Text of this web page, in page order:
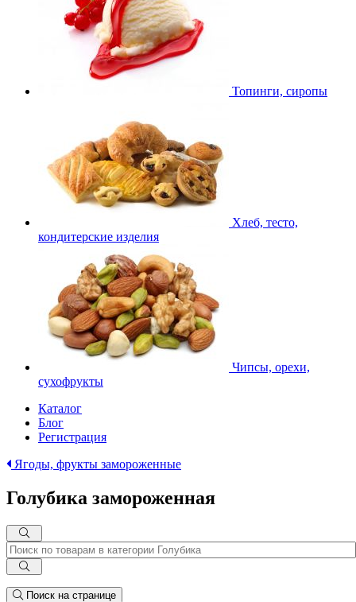
Топинги, сиропы
Хлеб, тесто,
кондитерские изделия
Чипсы, орехи,
сухофрукты
Каталог
Блог
Регистрация
Ягоды, фрукты замороженные
Голубика замороженная
Поиск на странице